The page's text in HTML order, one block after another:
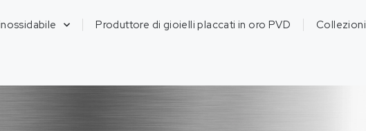
Produttore di gioielli placcati in oro PVD Collezioni